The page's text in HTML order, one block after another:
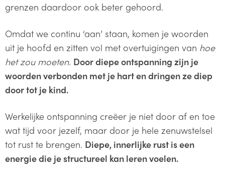
grenzen daardoor ook beter gehoord.
Omdat we continu ‘aan’ staan, komen je woorden
uit je hoofd en zitten vol met overtuigingen van hoe
het zou moeten. Door diepe ontspanning zijn je
woorden verbonden met je hart en dringen ze diep
door tot je kind.
Werkelijke ontspanning creëer je niet door af en toe
wat tijd voor jezelf, maar door je hele zenuwstelsel
tot rust te brengen. Diepe, innerlijke rust is een
energie die je structureel kan leren voelen.